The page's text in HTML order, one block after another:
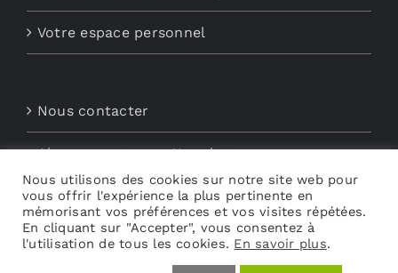
Votre espace personnel
Nous contacter
Abonnements aux Newsletters
Découvrez My Audio
Nous utilisons des cookies sur notre site web pour
vous offrir l'expérience la plus pertinente en
mémorisant vos préférences et vos visites répétées.
En cliquant sur "Accepter", vous consentez à
l'utilisation de tous les cookies. En savoir plus.